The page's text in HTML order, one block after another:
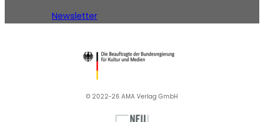
Newsletter
© 2022-26 AMA Verlag GmbH​